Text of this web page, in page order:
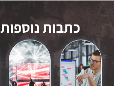
כתבות נוספות